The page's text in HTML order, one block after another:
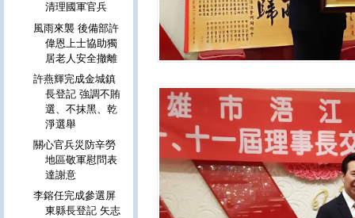
清理國軍官兵
風雨來襲 後備部許
偉恩上士協助獨
居老人安全撤離
許燕輝完成金城鎮
長登記 強調不賄
選、不抹黑、乾
淨選舉
關心官兵災防辛勞
地區敬軍慰問表
達謝意
李鎔任完成參選屏
東縣長登記 矢志